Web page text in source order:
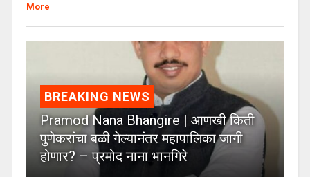
More
BREAKING NEWS
Pramod Nana Bhangire | आणखी किती
पुणेकरांचा बळी गेल्यानंतर महापालिका जागी
होणार? – प्रमोद नाना भानगिरे